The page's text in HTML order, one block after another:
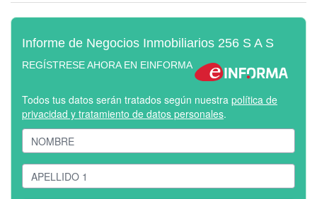
Informe de Negocios Inmobiliarios 256 S A S
REGÍSTRESE AHORA EN EINFORMA
Todos tus datos serán tratados según nuestra política de
privacidad y tratamiento de datos personales.